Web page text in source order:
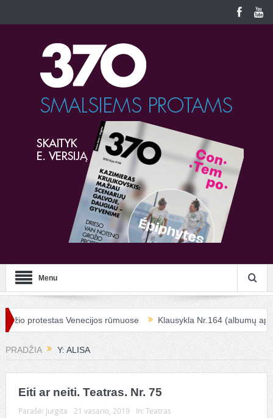
Menu
protestas Venecijos rūmuose Klausykla Nr.164 (albumų
PRADŽIA Y: ALISA
Eiti ar neiti. Teatras. Nr. 75
Parašė: Jurgita 21 vasario, 2019 In: Teatras